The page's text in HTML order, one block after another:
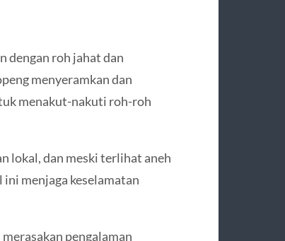
dengan roh jahat dan
menyeramkan dan
menakut-nakuti roh-roh
lokal, dan meski terlihat aneh
menjaga keselamatan
pengalaman